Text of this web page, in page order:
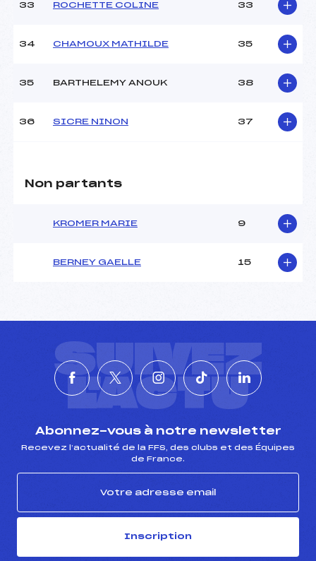
33 ROCHETTE COLINE 33
34 CHAMOUX MATHILDE 35
35 BARTHELEMY ANOUK 38
36 SICRE NINON 37
Non partants
KROMER MARIE 9
BERNEY GAELLE 15
SUIVEZ
L'ACTU
Abonnez-vous à notre newsletter
Recevez l’actualité de la FFS, des clubs et des Équipes
de France.
Inscription